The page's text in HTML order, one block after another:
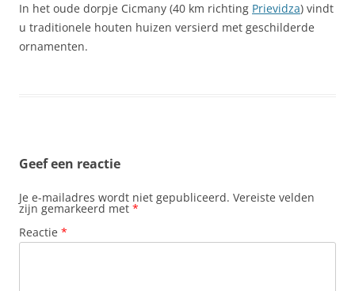
In het oude dorpje Cicmany (40 km richting Prievidza) vindt
u traditionele houten huizen versierd met geschilderde
ornamenten.
Geef een reactie
Je e-mailadres wordt niet gepubliceerd. Vereiste velden
zijn gemarkeerd met *
Reactie *